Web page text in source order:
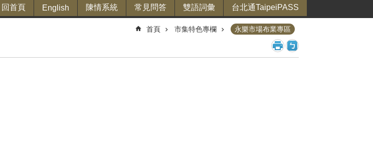
回首頁 English 陳情系統 常見問答 雙語詞彙 台北通TaipeiPASS
首頁 市集特色專欄 永樂市場布業專區